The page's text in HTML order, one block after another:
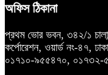
অফিস ঠিকানা
প্রথম ভোর ভবন, ৩৪২/১
কর্পোরেশন, ওয়ার্ড নং-৪৭,
০১৭১০-৯৫৫৪৭০, ০১৭৩২-